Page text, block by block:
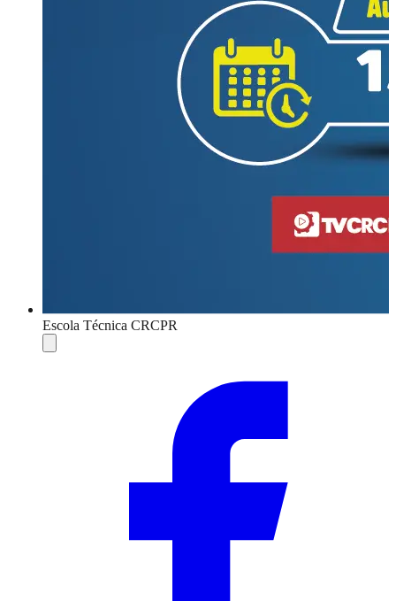
Escola Técnica CRCPR
Compartilhar